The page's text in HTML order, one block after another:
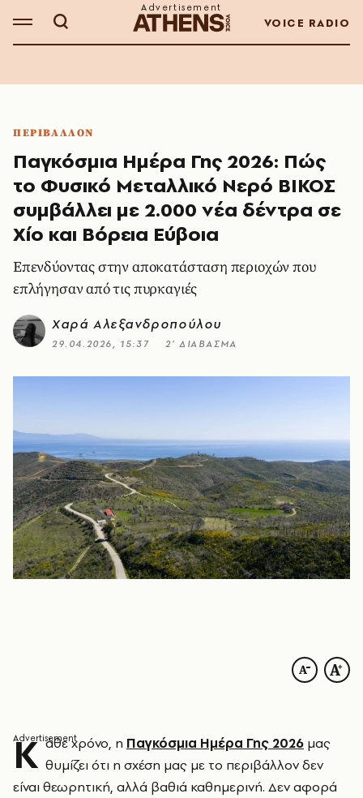
VOICE RADIO
ΠΕΡΙΒΑΛΛΟΝ
Παγκόσμια Ημέρα Γης 2026: Πώς
το Φυσικό Μεταλλικό Νερό ΒΙΚΟΣ
συμβάλλει με 2.000 νέα δέντρα σε
Χίο και Βόρεια Εύβοια
Επενδύοντας στην αποκατάσταση περιοχών που
επλήγησαν από τις πυρκαγιές
Χαρά Αλεξανδροπούλου
29.04.2026, 15:37 2’ ΔΙΑΒΑΣΜΑ
Κ άθε χρόνο, η Παγκόσμια Ημέρα Γης 2026 μας
θυμίζει ότι η σχέση μας με το περιβάλλον δεν
είναι θεωρητική, αλλά βαθιά καθημερινή. Δεν αφορά